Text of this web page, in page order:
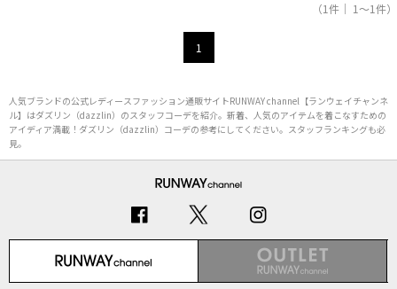
（1件｜ 1～1件）
1
人気ブランドの公式レディースファッション通販サイトRUNWAY channel【ランウェイチャンネ
ル】はダズリン（dazzlin）のスタッフコーデを紹介。新着、人気のアイテムを着こなすための
アイディア満載！ダズリン（dazzlin）コーデの参考にしてください。スタッフランキングも必
見。